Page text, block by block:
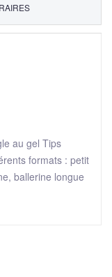
au gel Tips
formats : petit
ballerine longue